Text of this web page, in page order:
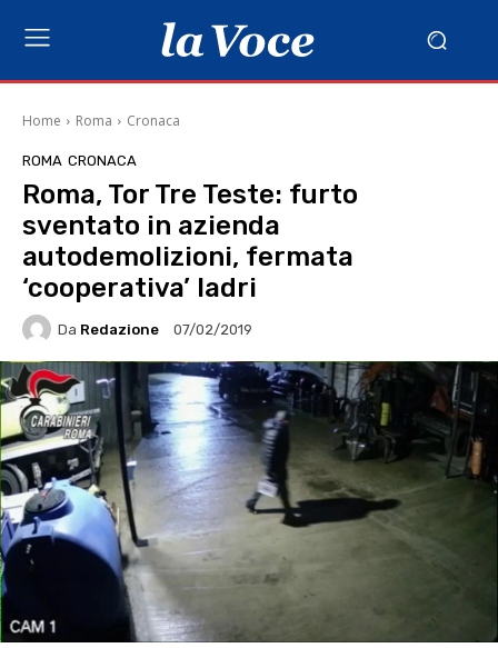
Home Roma Cronaca
ROMA CRONACA
Roma, Tor Tre Teste: furto
sventato in azienda
autodemolizioni, fermata
‘cooperativa’ ladri
Da Redazione 07/02/2019